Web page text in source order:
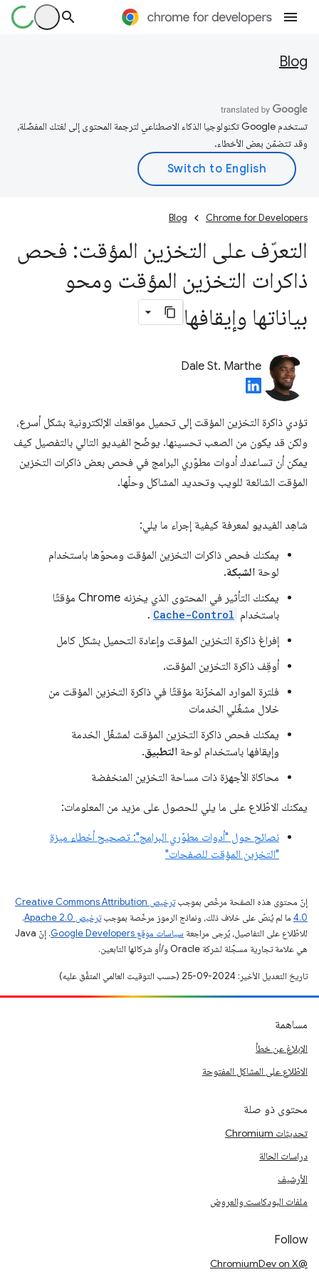
Blog
تستخدم Google تكنولوجيا الذكاء الاصطناعي لترجمة المحتوى إلى لغتك المفضّلة،
وقد تتضمّن بعض الأخطاء.
Chrome for Developers
Blog
التعرّف على التخزين المؤقت: فحص
ذاكرات التخزين المؤقت ومحو
بياناتها وإيقافها
Dale St. Marthe
تؤدي ذاكرة التخزين المؤقت إلى تحميل مواقعك الإلكترونية بشكل أسرع،
ولكن قد يكون من الصعب تحسينها. يوضّح الفيديو التالي بالتفصيل كيف
يمكن أن تساعدك أدوات مطوّري البرامج في فحص بعض ذاكرات التخزين
المؤقت الشائعة للويب وتحديد المشاكل وحلّها.
شاهِد الفيديو لمعرفة كيفية إجراء ما يلي:
يمكنك فحص ذاكرات التخزين المؤقت ومحوّها باستخدام
لوحة الشبكة.
يمكنك التأثير في المحتوى الذي يخزنه Chrome مؤقتًا
باستخدام Cache-Control
.
إفراغ ذاكرة التخزين المؤقت وإعادة التحميل بشكل كامل
أوقِف ذاكرة التخزين المؤقت.
فلترة الموارد المخزّنة مؤقتًا في ذاكرة التخزين المؤقت من
خلال مشغّلي الخدمات
يمكنك فحص ذاكرة التخزين المؤقت لمشغّل الخدمة
وإيقافها باستخدام لوحة التطبيق.
محاكاة الأجهزة ذات مساحة التخزين المنخفضة
يمكنك الاطّلاع على ما يلي للحصول على مزيد من المعلومات:
نصائح حول "أدوات مطوّري البرامج": تصحيح أخطاء ميزة
"التخزين المؤقت للصفحات"
إنّ محتوى هذه الصفحة مرخّص بموجب
ترخيص Creative Commons Attribution
4.0‏ ما لم يُنصّ على خلاف ذلك، ونماذج الرموز مرخّصة بموجبترخيص Apache 2.0‏
.
للاطّلاع على التفاصيل، يُرجى مراجعة سياسات موقع Google Developers‏
. إنّ Java
هي علامة تجارية مسجَّلة لشركة Oracle و/أو شركائها التابعين.
تاريخ التعديل الأخير: 2024-09-25 (حسب التوقيت العالمي المتفَّق عليه)
مساهمة
الإبلاغ عن خطأ
الاطّلاع على المشاكل المفتوحة
محتوى ذو صلة
تحديثات Chromium
دراسات الحالة
الأرشيف
ملفات البودكاست والعروض
Follow
@ChromiumDev on X